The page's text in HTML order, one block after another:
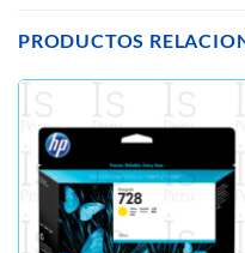
PRODUCTOS